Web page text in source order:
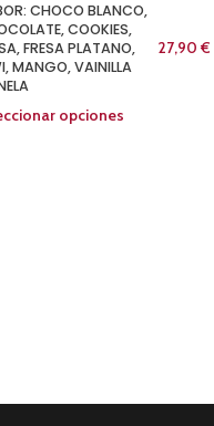
CHOCO BLANCO,
COOKIES,
FRESA PLATANO,
MANGO, VAINILLA
27,90€
opciones